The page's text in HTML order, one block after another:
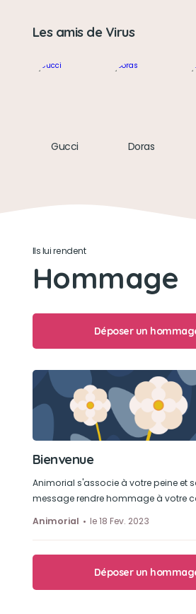
Sac en plastique
Les amis de Virus
Gucci Doras
Ils lui rendent
Hommage
Déposer un
Bienvenue
Animorial s'associe à votre peine et
message rendre hommage à votre
Animorial
le 18 Fev. 2023
Déposer un